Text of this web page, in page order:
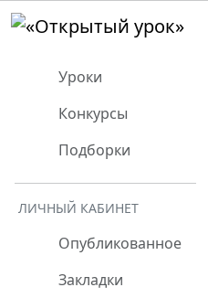
Уроки
Конкурсы
Подборки
ЛИЧНЫЙ КАБИНЕТ
Опубликованное
Закладки